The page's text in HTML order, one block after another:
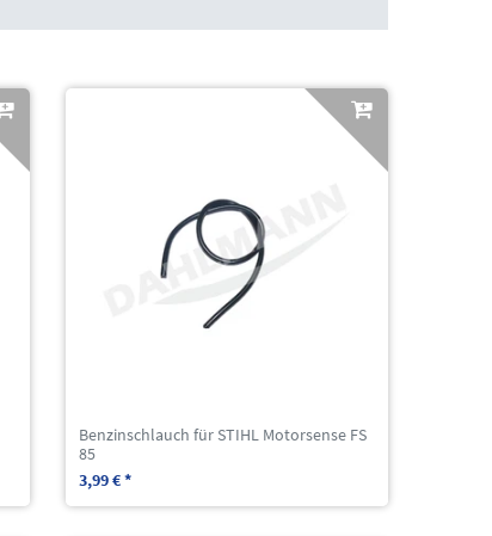
Benzinschlauch für STIHL Motorsense FS
85
3,99 € *